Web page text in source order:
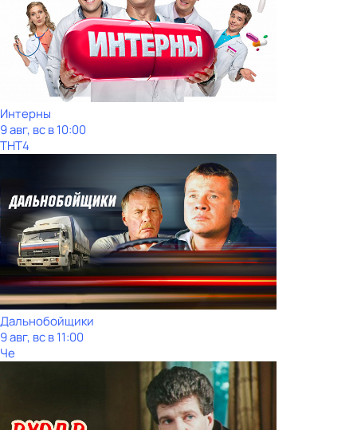
Интерны
9 авг, вс в 10:00
ТНТ4
Дальнобойщики
9 авг, вс в 11:00
Че